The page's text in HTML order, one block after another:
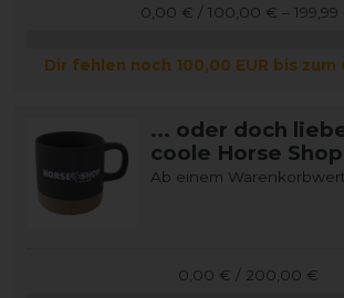
0,00 € / 100,00 € – 199,99
Dir fehlen noch 100,00 EUR bis zum
... oder doch
coole Horse
Ab einem
0,00 € / 200,00 €